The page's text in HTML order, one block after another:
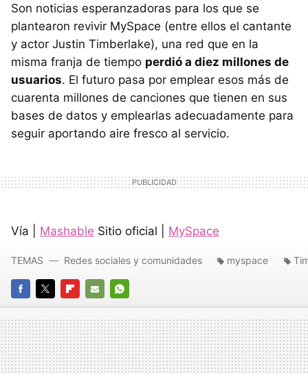
Son noticias esperanzadoras para los que se
plantearon revivir MySpace (entre ellos el cantante
y actor Justin Timberlake), una red que en la
misma franja de tiempo perdió a diez millones de
usuarios. El futuro pasa por emplear esos más de
cuarenta millones de canciones que tienen en sus
bases de datos y emplearlas adecuadamente para
seguir aportando aire fresco al servicio.
Vía | Mashable Sitio oficial | MySpace
FACEBOOK
TWITTERFLIPBOARD
E-
MAIL
WHATSAPP
TEMAS Redes sociales y comunidades myspace